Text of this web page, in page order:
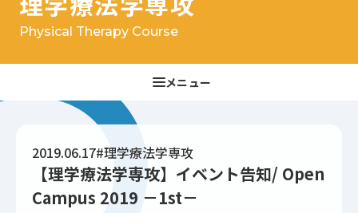
Physical Therapy Course
2019.06.17#理学療法学専攻
【理学療法学専攻】イベント告知/ Open
Campus 2019 －1st－